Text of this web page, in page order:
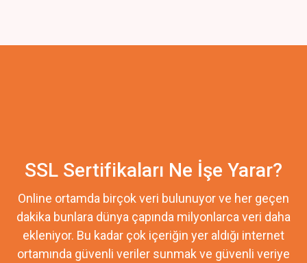
SSL Sertifikaları Ne İşe Yarar?
Online ortamda birçok veri bulunuyor ve her geçen
dakika bunlara dünya çapında milyonlarca veri daha
ekleniyor. Bu kadar çok içeriğin yer aldığı internet
ortamında güvenli veriler sunmak ve güvenli veriye